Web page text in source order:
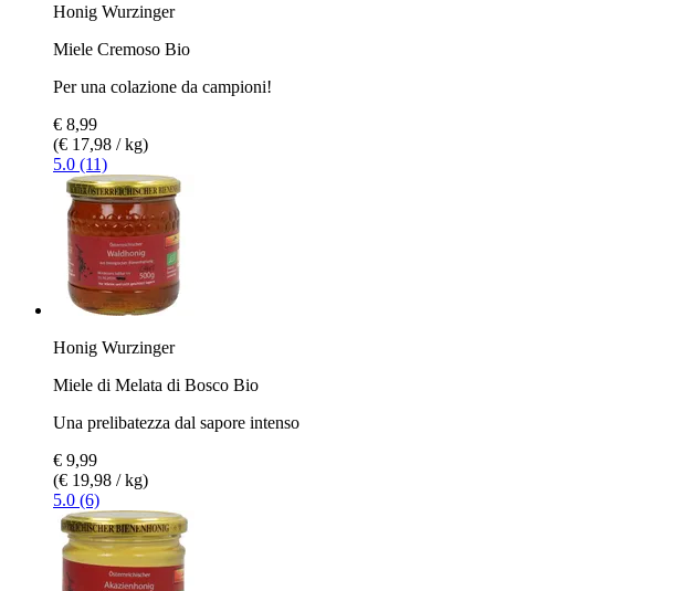
Honig Wurzinger
Miele Cremoso Bio
Per una colazione da campioni!
€ 8,99
(€ 17,98 / kg)
5.0 (11)
Honig Wurzinger
Miele di Melata di Bosco Bio
Una prelibatezza dal sapore intenso
€ 9,99
(€ 19,98 / kg)
5.0 (6)